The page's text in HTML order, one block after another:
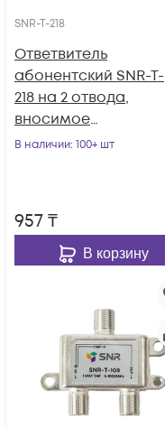
SNR-T-218
Ответвитель
абонентский SNR-T-
218 на 2 отвода,
вносимое
затухание IN-TAP
В наличии: 100+ шт
957₸
В корзину